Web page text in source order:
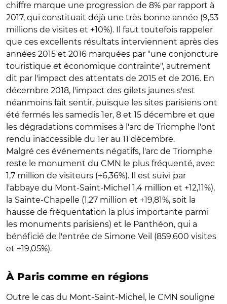
chiffre marque une progression de 8% par rapport à
2017, qui constituait déjà une très bonne année (9,53
millions de visites et +10%). Il faut toutefois rappeler
que ces excellents résultats interviennent après des
années 2015 et 2016 marquées par "une conjoncture
touristique et économique contrainte", autrement
dit par l'impact des attentats de 2015 et de 2016. En
décembre 2018, l'impact des gilets jaunes s'est
néanmoins fait sentir, puisque les sites parisiens ont
été fermés les samedis 1er, 8 et 15 décembre et que
les dégradations commises à l'arc de Triomphe l'ont
rendu inaccessible du 1er au 11 décembre.
Malgré ces événements négatifs, l'arc de Triomphe
reste le monument du CMN le plus fréquenté, avec
1,7 million de visiteurs (+6,36%). Il est suivi par
l'abbaye du Mont-Saint-Michel 1,4 million et +12,11%),
la Sainte-Chapelle (1,27 million et +19,81%, soit la
hausse de fréquentation la plus importante parmi
les monuments parisiens) et le Panthéon, qui a
bénéficié de l'entrée de Simone Veil (859.600 visites
et +19,05%).
À Paris comme en régions
Outre le cas du Mont-Saint-Michel, le CMN souligne